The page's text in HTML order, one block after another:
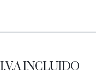
EL
I.V.A INCLUIDO